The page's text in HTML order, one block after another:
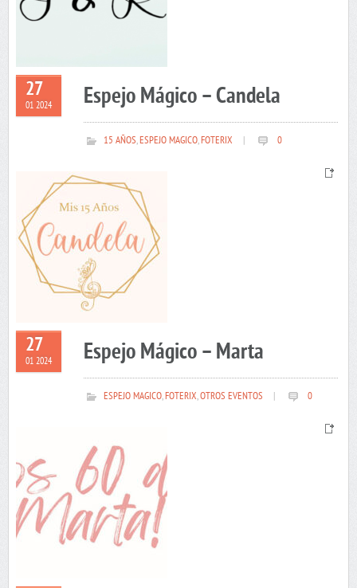
27
01 2024 Espejo Mágico – Candela
15 AÑOS,ESPEJO MAGICO,FOTERIX 0
27
01 2024 Espejo Mágico – Marta
ESPEJO MAGICO,FOTERIX,OTROS EVENTOS 0